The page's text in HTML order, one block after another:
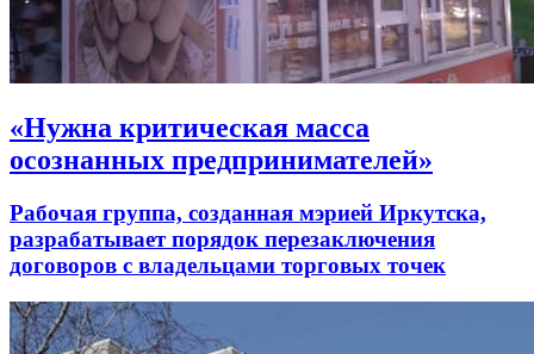
«Нужна критическая масса
осознанных предпринимателей»
Рабочая группа, созданная мэрией Иркутска,
разрабатывает порядок перезаключения
договоров с владельцами торговых точек